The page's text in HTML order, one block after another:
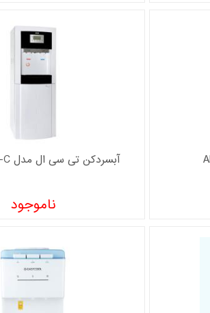
آبسردکن تی سی ال مدل TY-LYR62B-C
ناموجود